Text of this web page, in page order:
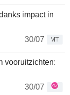
impact in
30/07
MT
vooruitzichten:
30/07